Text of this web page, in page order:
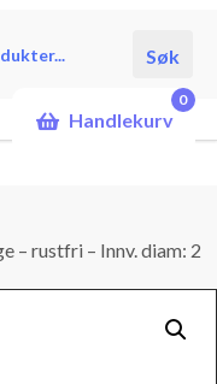
Søk
Handlekurv
0
– rustfri – Innv. diam: 2